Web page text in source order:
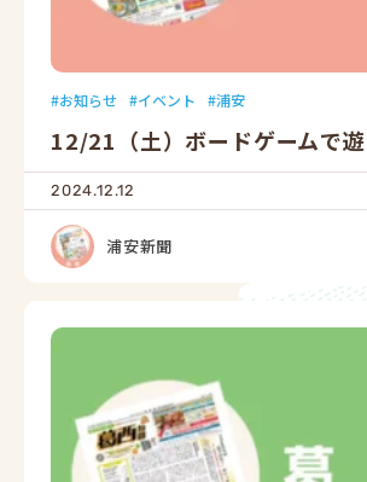
お知らせ イベント 浦安
12/21（土）ボードゲームで遊
2024.12.12
浦安新聞